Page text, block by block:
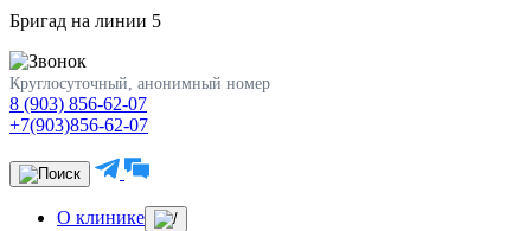
Бригад на линии 5
Круглосуточный, анонимный номер
8 (903) 856-62-07
+7(903)856-62-07
О клинике